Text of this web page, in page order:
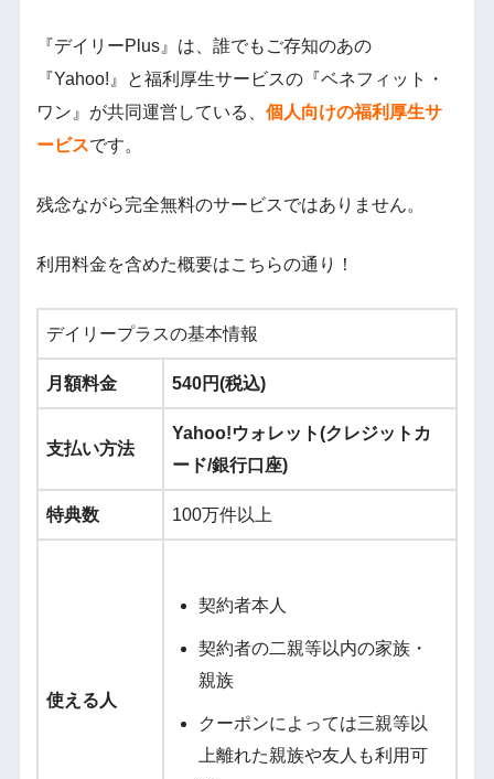
『デイリーPlus』は、誰でもご存知のあの
『Yahoo!』と福利厚生サービスの『ベネフィット・
ワン』が共同運営している、 個人向けの福利厚生サ
ービスです。
残念ながら完全無料のサービスではありません。
利用料金を含めた概要はこちらの通り！
デイリープラスの基本情報
月額料金 540円(税込)
支払い方法
Yahoo!ウォレット(クレジットカ
ード/銀行口座)
特典数 100万件以上
使える人
契約者本人
契約者の二親等以内の家族・
親族
クーポンによっては三親等以
上離れた親族や友人も利用可